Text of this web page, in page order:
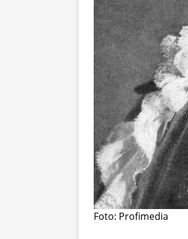
Foto: Profimedia